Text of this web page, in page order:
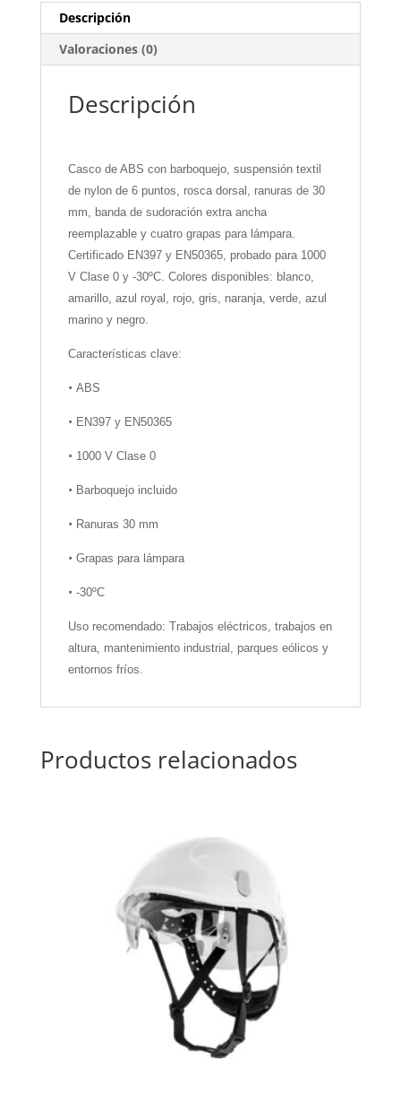
Descripción
Valoraciones (0)
Descripción
Casco de ABS con barboquejo, suspensión textil
de nylon de 6 puntos, rosca dorsal, ranuras de 30
mm, banda de sudoración extra ancha
reemplazable y cuatro grapas para lámpara.
Certificado EN397 y EN50365, probado para 1000
V Clase 0 y -30ºC. Colores disponibles: blanco,
amarillo, azul royal, rojo, gris, naranja, verde, azul
marino y negro.
Características clave:
• ABS
• EN397 y EN50365
• 1000 V Clase 0
• Barboquejo incluido
• Ranuras 30 mm
• Grapas para lámpara
• -30ºC
Uso recomendado: Trabajos eléctricos, trabajos en
altura, mantenimiento industrial, parques eólicos y
entornos fríos.
Productos relacionados